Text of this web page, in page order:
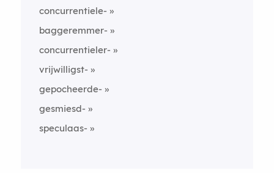
concurrentiele-
baggeremmer-
concurrentieler-
vrijwilligst-
gepocheerde-
gesmiesd-
speculaas-